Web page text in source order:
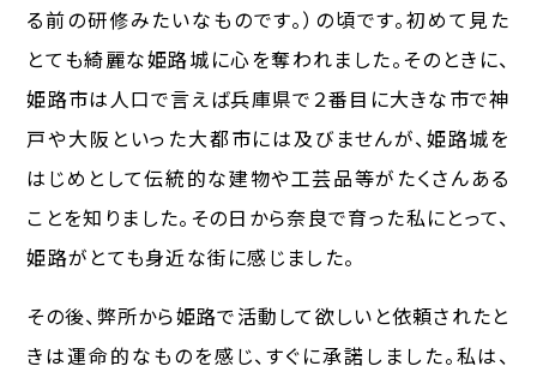
る前の研修みたいなものです。）の頃です。初めて見た
とても綺麗な姫路城に心を奪われました。そのときに、
姫路市は人口で言えば兵庫県で２番目に大きな市で神
戸や大阪といった大都市には及びませんが、姫路城を
はじめとして伝統的な建物や工芸品等がたくさんある
ことを知りました。その日から奈良で育った私にとって、
姫路がとても身近な街に感じました。
その後、弊所から姫路で活動して欲しいと依頼されたと
きは運命的なものを感じ、すぐに承諾しました。私は、